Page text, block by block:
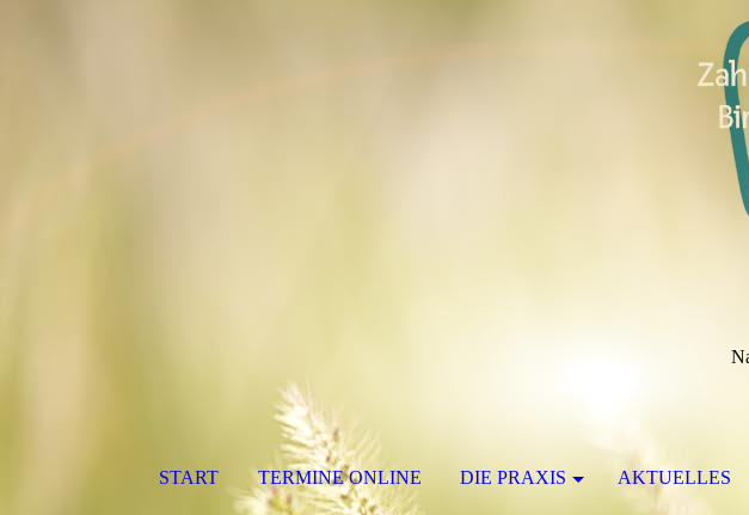
START TERMINE ONLINE DIE PRAXIS AKTUELLES